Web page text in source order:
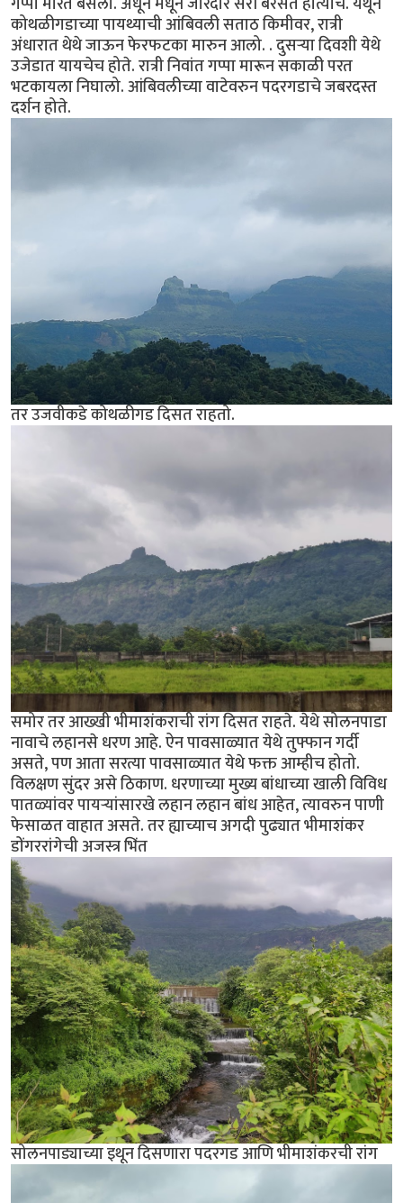
कोथळीगडाच्या पायथ्याची आंबिवली सताठ किमीवर, रात्री
अंधारात थेथे जाऊन फेरफटका मारुन आलो. . दुसर्‍या दिवशी येथे
उजेडात यायचेच होते. रात्री निवांत गप्पा मारून सकाळी परत
भटकायला निघालो. आंबिवलीच्या वाटेवरुन पदरगडाचे जबरदस्त
दर्शन होते.
तर उजवीकडे कोथळीगड दिसत राहतो.
समोर तर आख्खी भीमाशंकराची रांग दिसत राहते. येथे सोलनपाडा
नावाचे लहानसे धरण आहे. ऐन पावसाळ्यात येथे तुफ्फान गर्दी
असते, पण आता सरत्या पावसाळ्यात येथे फक्त आम्हीच होतो.
विलक्षण सुंदर असे ठिकाण. धरणाच्या मुख्य बांधाच्या खाली विविध
पातळ्यांवर पायर्‍यांसारखे लहान लहान बांध आहेत, त्यावरुन पाणी
फेसाळत वाहात असते. तर ह्याच्याच अगदी पुढ्यात भीमाशंकर
डोंगररांगेची अजस्त्र भिंत
सोलनपाड्याच्या इथून दिसणारा पदरगड आणि भीमाशंकरची रांग